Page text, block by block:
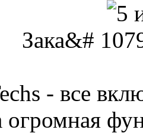
Зака&#
- все
огромная